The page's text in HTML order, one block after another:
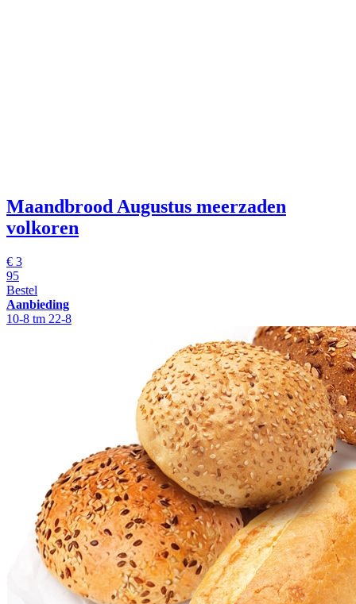
Maandbrood Augustus meerzaden
volkoren
€ 3
95
Bestel
Aanbieding
10-8 tm 22-8